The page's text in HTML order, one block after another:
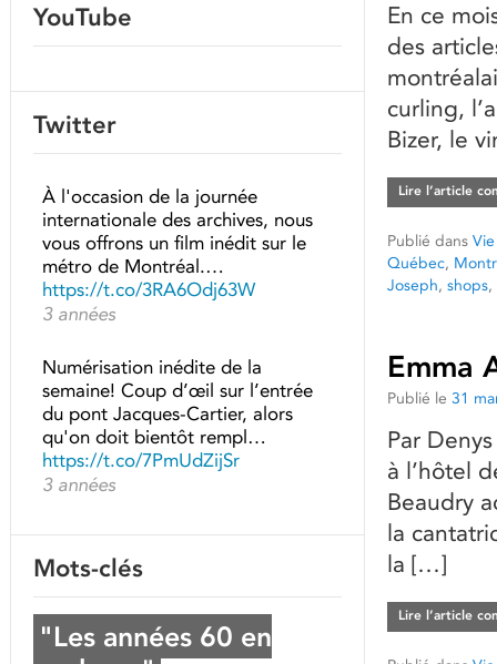
En ce
des
curling,
Bizer, le
Lire l’article
Publié dans
Québec,
Joseph, shops,
Emma
Publié le 31
Par
à l’hôtel
Beaudry
la
la […]
Lire l’article
YouTube
Twitter
À l'occasion de la journée
internationale des archives, nous
vous offrons un film inédit sur le
métro de Montréal.…
https://t.co/3RA6Odj63W
3 années
Numérisation inédite de la
semaine! Coup d’œil sur l’entrée
du pont Jacques-Cartier, alors
qu'on doit bientôt rempl…
https://t.co/7PmUdZijSr
3 années
Mots-clés
"Les années 60 en